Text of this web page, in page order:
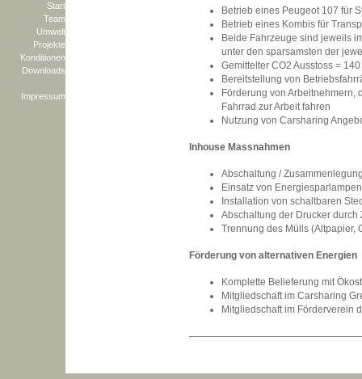
Start
Team
Umwelt
Projekte
Konditionen
Downloads
Impressum
Betrieb eines Peugeot 107 für
Betrieb eines Kombis für
Beide Fahrzeuge sind jeweils
unter den sparsamsten der
Gemittelter CO2 Ausstoss =
Bereitstellung von
Förderung von Arbeitnehmern,
Fahrrad zur Arbeit fahren
Nutzung von Carsharing
Inhouse Massnahmen
Abschaltung /
Einsatz von
Installation von schaltbaren
Abschaltung der Drucker durch
Trennung des Mülls (Altpapier,
Förderung von alternativen Energien
Komplette Belieferung mit
Mitgliedschaft im Carsharing
Mitgliedschaft im Förderverein